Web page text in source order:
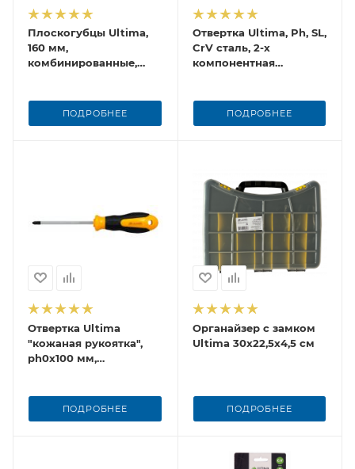
Плоскогубцы Ultima,
160 мм,
комбинированные,
ПОДРОБНЕЕ
Отвертка Ultima, Ph, SL,
CrV сталь, 2-х
компонентная
ПОДРОБНЕЕ
Отвертка Ultima
"кожаная рукоятка",
ph0x100 мм,
ПОДРОБНЕЕ
Органайзер с замком
Ultima 30x22,5x4,5 см
ПОДРОБНЕЕ